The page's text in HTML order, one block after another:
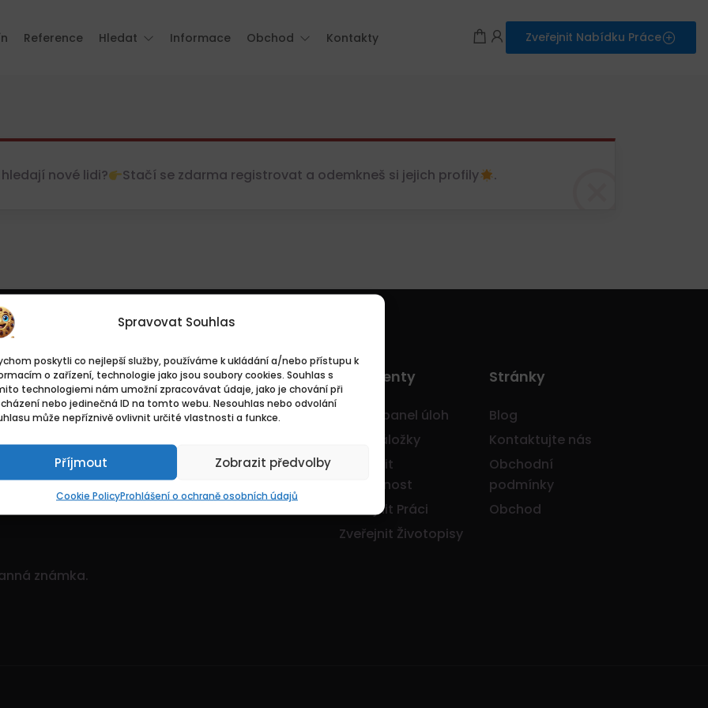
Spravovat Souhlas
poskytli co nejlepší služby, používáme k ukládání a/nebo přístupu k
o zařízení, technologie jako jsou soubory cookies. Souhlas s
technologiemi nám umožní zpracovávat údaje, jako je chování při
nebo jedinečná ID na tomto webu. Nesouhlas nebo odvolání
může nepříznivě ovlivnit určité vlastnosti a funkce.
Příjmout Zobrazit předvolby
Cookie PolicyProhlášení o ochraně osobních údajů
Reference Hledat Informace Obchod Kontakty Zveřejnit Nabídku Práce
nové lidi? Stačí se zdarma registrovat a odemkneš si jejich profily .
Je to dynamický
množstvím nabídek!
známka.
Základní
Domů
Kontakty
Pro Klienty
Hlavní panel úloh
Moje záložky
Zveřejnit
Společnost
Zveřejnit Práci
Zveřejnit Životopisy
Stránky
Blog
Kontaktujte nás
Obchodní
podmínky
Obchod